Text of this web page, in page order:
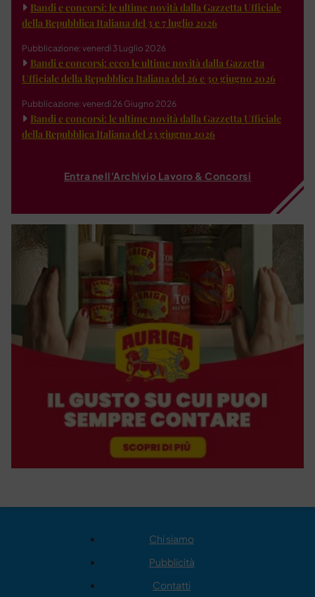
Bandi e concorsi: le ultime novità dalla Gazzetta Ufficiale
della Repubblica Italiana del 3 e 7 luglio 2026
Pubblicazione: venerdì 3 Luglio 2026
Bandi e concorsi: ecco le ultime novità dalla Gazzetta
Ufficiale della Repubblica Italiana del 26 e 30 giugno 2026
Pubblicazione: venerdì 26 Giugno 2026
Bandi e concorsi: le ultime novità dalla Gazzetta Ufficiale
della Repubblica Italiana del 23 giugno 2026
Entra nell'Archivio Lavoro & Concorsi
Chi siamo
Pubblicità
Contatti